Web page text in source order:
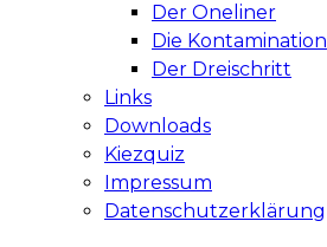
Der Oneliner
Die Kontamination
Der Dreischritt
Links
Downloads
Kiezquiz
Impressum
Datenschutzerklärung